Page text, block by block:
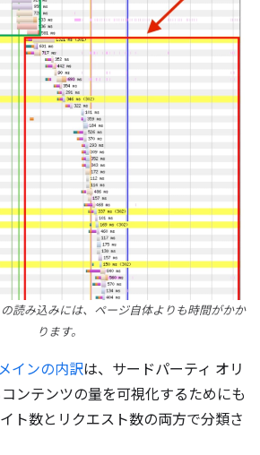
読み込みには、ページ自体よりも時間がかか
ります。
インの内訳は、サードパーティ オリ
ンテンツの量を可視化するためにも
ト数とリクエスト数の両方で分類さ